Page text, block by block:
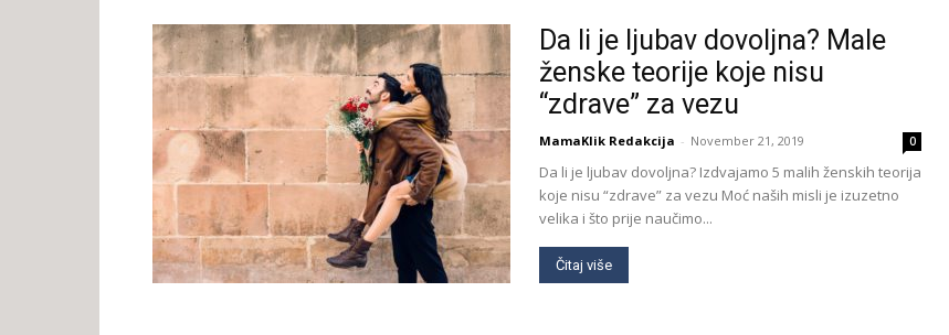
Da li je ljubav dovoljna? Male
ženske teorije koje nisu
“zdrave” za vezu
MamaKlik Redakcija - November 21, 2019 0
Da li je ljubav dovoljna? Izdvajamo 5 malih ženskih teorija
koje nisu “zdrave” za vezu Moć naših misli je izuzetno
velika i što prije naučimo...
Čitaj više